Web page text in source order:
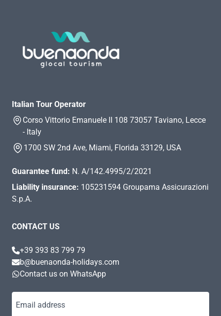
Italian Tour Operator
Corso Vittorio Emanuele II 108 73057 Taviano, Lecce
- Italy
1700 SW 2nd Ave, Miami, Florida 33129, USA
Guarantee fund: N. A/142.4995/2/2021
Liability insurance: 105231594 Groupama Assicurazioni
S.p.A.
CONTACT US
+39 393 83 799 79
b@buenaonda-holidays.com
Contact us on WhatsApp
Email address